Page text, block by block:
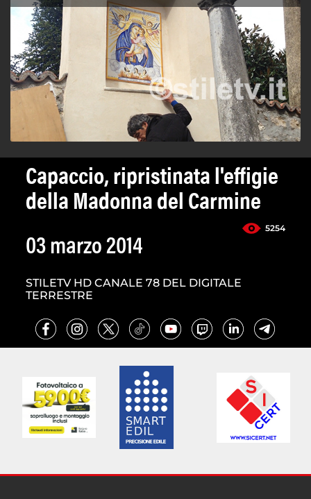
Capaccio, ripristinata l'effigie
della Madonna del Carmine
5254
03 marzo 2014
STILETV HD CANALE 78 DEL DIGITALE
TERRESTRE